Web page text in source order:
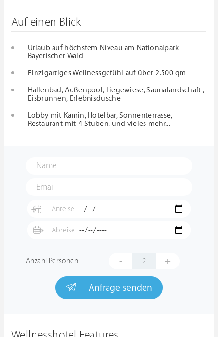
Auf einen Blick
Urlaub auf höchstem Niveau am Nationalpark
Bayerischer Wald
Einzigartiges Wellnessgefühl auf über 2.500 qm
Hallenbad, Außenpool, Liegewiese, Saunalandschaft ,
Eisbrunnen, Erlebnisdusche
Lobby mit Kamin, Hotelbar, Sonnenterrasse,
Restaurant mit 4 Stuben, und vieles mehr...
Anzahl Personen: - +
Anfrage senden